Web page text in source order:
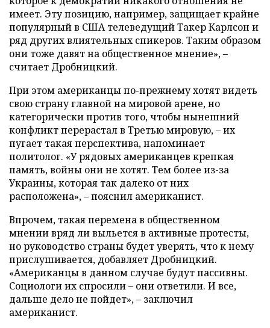
имеет. Эту позицию, например, защищает крайне
популярный в США телеведущий Такер Карлсон и
ряд других влиятельных спикеров. Таким образом
они тоже давят на общественное мнение», –
считает Дробницкий.
При этом американцы по-прежнему хотят видеть
свою страну главной на мировой арене, но
категорически против того, чтобы нынешний
конфликт перерастал в Третью мировую, – их
пугает такая перспектива, напоминает
политолог. «У рядовых американцев крепкая
память, войны они не хотят. Тем более из-за
Украины, которая так далеко от них
расположена», – пояснил американист.
Впрочем, такая перемена в общественном
мнении вряд ли выльется в активные протесты,
но руководство страны будет уверять, что к нему
прислушивается, добавляет Дробницкий.
«Американцы в данном случае будут пассивны.
Социологи их спросили – они ответили. И все,
дальше дело не пойдет», – заключил
американист.